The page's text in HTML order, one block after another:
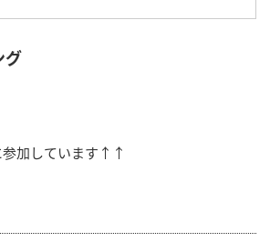
グ
加しています↑↑